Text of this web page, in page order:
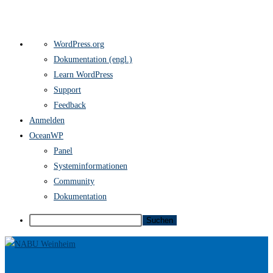
Über
WordPress
WordPress.org
Dokumentation (engl.)
Learn WordPress
Support
Feedback
Anmelden
OceanWP
Panel
Systeminformationen
Community
Dokumentation
Suchen
Zum